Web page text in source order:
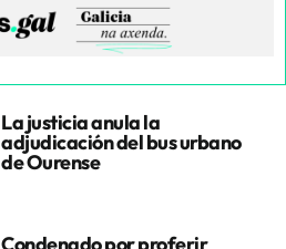
La justicia anula la
adjudicación del bus urbano
de Ourense
Condenado por proferir